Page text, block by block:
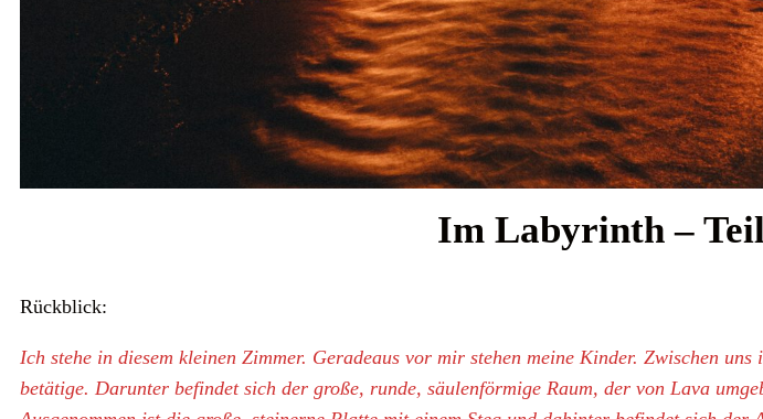
Im Labyrinth –
Rückblick:
Ich stehe in diesem kleinen Zimmer. Geradeaus vor mir stehen meine Kinder. Zwischen
betätige. Darunter befindet sich der große, runde, säulenförmige Raum, der von Lava